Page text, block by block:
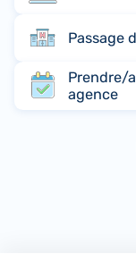
Passage
Prendre/
agence